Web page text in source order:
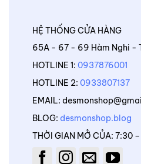
HỆ THỐNG CỬA HÀNG
65A - 67 - 69 Hàm Nghi -
HOTLINE 1: 0937876001
HOTLINE 2: 0933807137
EMAIL:
BLOG: desmonshop.blog
THỜI GIAN MỞ CỦA: 7:30